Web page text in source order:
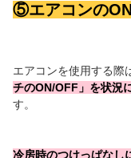
⑤エアコンの
エアコンを使用する際
チのON/OFF」を状況
す。
冷房時のつけっぱなし